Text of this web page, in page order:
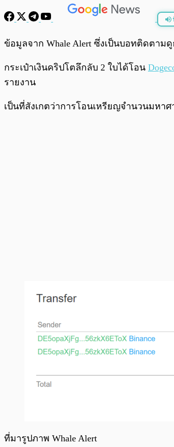
พร้อมเล่น
ข้อมูลจาก Whale Alert ซึ่งเป็นบอทติดตาม
กระเป๋าเงินคริปโตลึกลับ 2 ใบได้โอน
รายงาน
เป็นที่สังเกตว่าการโอนเหรียญจำนวนมหา
ที่มารูปภาพ Whale Alert